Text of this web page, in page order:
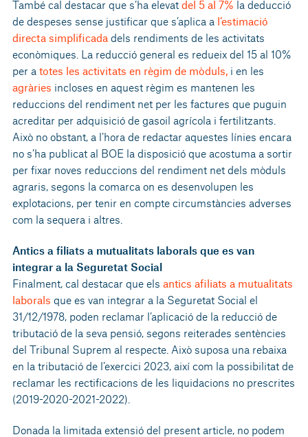
També cal destacar que s’ha elevat del 5 al 7% la deducció
de despeses sense justificar que s’aplica a l’estimació
directa simplificada dels rendiments de les activitats
econòmiques. La reducció general es redueix del 15 al 10%
per a totes les activitats en règim de mòduls, i en les
agràries incloses en aquest règim es mantenen les
reduccions del rendiment net per les factures que puguin
acreditar per adquisició de gasoil agrícola i fertilitzants.
Això no obstant, a l’hora de redactar aquestes línies encara
no s’ha publicat al BOE la disposició que acostuma a sortir
per fixar noves reduccions del rendiment net dels mòduls
agraris, segons la comarca on es desenvolupen les
explotacions, per tenir en compte circumstàncies adverses
com la sequera i altres.
Antics a filiats a mutualitats laborals que es van
integrar a la Seguretat Social
Finalment, cal destacar que els antics afiliats a mutualitats
laborals que es van integrar a la Seguretat Social el
31/12/1978, poden reclamar l’aplicació de la reducció de
tributació de la seva pensió, segons reiterades sentències
del Tribunal Suprem al respecte. Això suposa una rebaixa
en la tributació de l’exercici 2023, així com la possibilitat de
reclamar les rectificacions de les liquidacions no prescrites
(2019-2020-2021-2022).
Donada la limitada extensió del present article, no podem